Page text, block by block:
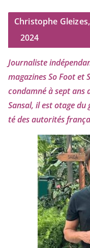
Christophe
2024
Journaliste
maga­zines So Foot et
condam­né à sept ans
Sansal, il est otage
té des auto­ri­tés